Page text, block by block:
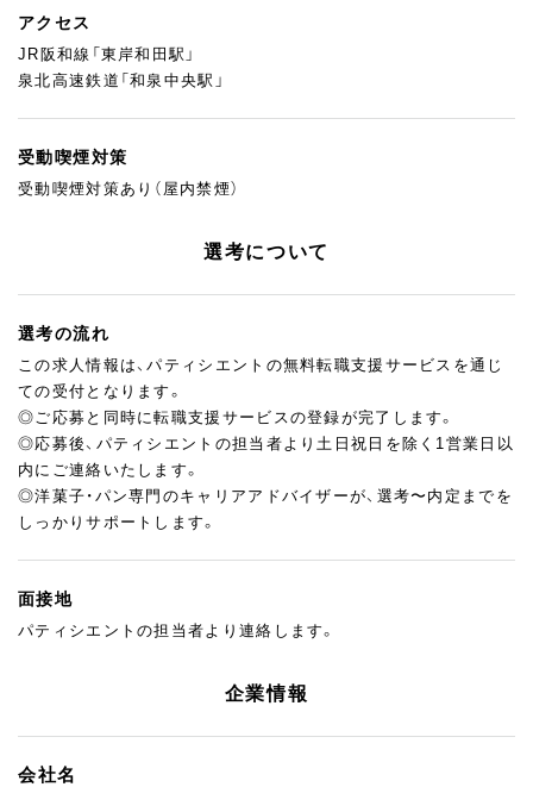
アクセス
JR阪和線「東岸和田駅」
泉北高速鉄道「和泉中央駅」
受動喫煙対策
受動喫煙対策あり（屋内禁煙）
選考について
選考の流れ
この求人情報は、パティシエントの無料転職支援サービスを通じ
ての受付となります。
◎ご応募と同時に転職支援サービスの登録が完了します。
◎応募後、パティシエントの担当者より土日祝日を除く1営業日以
内にご連絡いたします。
◎洋菓子・パン専門のキャリアアドバイザーが、選考〜内定までを
しっかりサポートします。
面接地
パティシエントの担当者より連絡します。
企業情報
会社名